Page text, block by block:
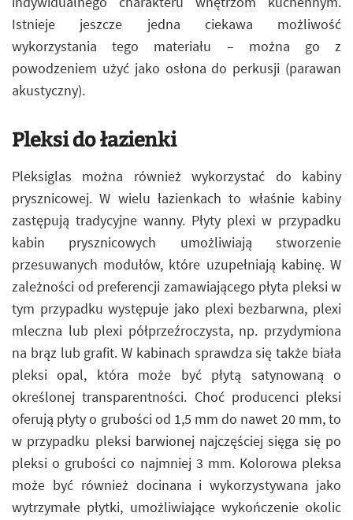
Istnieje jeszcze jedna ciekawa możliwość
wykorzystania tego materiału – można go z
powodzeniem użyć jako osłona do perkusji (parawan
akustyczny).
Pleksi do łazienki
Pleksiglas można również wykorzystać do kabiny
prysznicowej. W wielu łazienkach to właśnie kabiny
zastępują tradycyjne wanny. Płyty plexi w przypadku
kabin prysznicowych umożliwiają stworzenie
przesuwanych modułów, które uzupełniają kabinę. W
zależności od preferencji zamawiającego płyta pleksi w
tym przypadku występuje jako plexi bezbarwna, plexi
mleczna lub plexi półprzeźroczysta, np. przydymiona
na brąz lub grafit. W kabinach sprawdza się także biała
pleksi opal, która może być płytą satynowaną o
określonej transparentności. Choć producenci pleksi
oferują płyty o grubości od 1,5 mm do nawet 20 mm, to
w przypadku pleksi barwionej najczęściej sięga się po
pleksi o grubości co najmniej 3 mm. Kolorowa pleksa
może być również docinana i wykorzystywana jako
wytrzymałe płytki, umożliwiające wykończenie okolic